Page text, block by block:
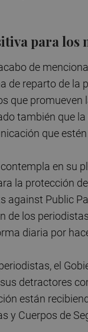
para los
de
de reparto de la
que
también que
que
en su
la protección
against Public
de los
diaria por
el
detractores
están
y Cuerpos de